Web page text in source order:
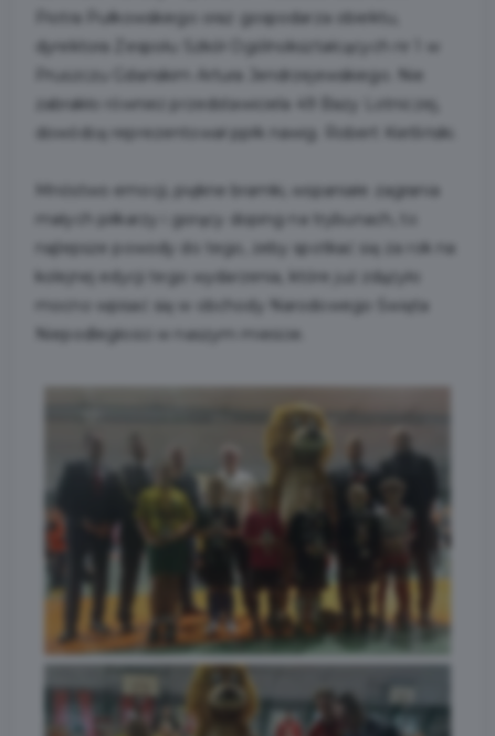
Piotra Pułkowskiego oraz gospodarza obiektu,
dyrektora Zespołu Szkół Ogólnokształcących nr 1 w
Pruszczu Gdańskim Artura Jendrzejewskiego. Nie
zabrakło również przedstawiciela 49 Bazy Lotniczej,
dowódcę reprezentował ppłk nawig. Robert Kietliński.
Mnóstwo emocji, piękne bramki, wspaniałe zagrania
małych piłkarzy i gorący doping na trybunach, to
najlepsze powody do tego, żeby spotkać się za rok na
kolejnej edycji tego wydarzenia, które już zdążyło
mocno wpisać się w obchody Narodowego Święta
Niepodległości w naszym mieście.